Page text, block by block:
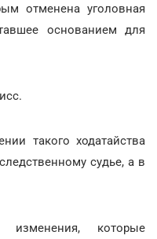
отменена уголовная
основанием для
такого ходатайства
судье, а в
изменения, которые